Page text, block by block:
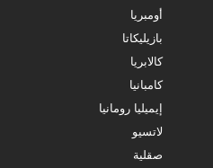
أومبريا
بازيليكاتا
كالابريا
كامبانيا
إيميليا رومانيا
لاتسيو
صقلية